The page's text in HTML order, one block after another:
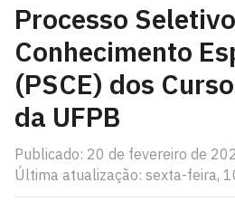
Processo
Conhecimento
(PSCE) dos
da UFPB
Publicado: 20 de fevereiro de
Última atualização: sexta-feira,